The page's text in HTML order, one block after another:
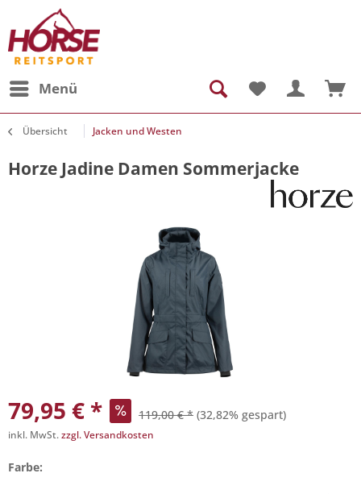
Menü
Übersicht Jacken und Westen
Horze Jadine Damen Sommerjacke
79,95 € * 119,00 € * (32,82% gespart)
inkl. MwSt.zzgl. Versandkosten
Farbe: